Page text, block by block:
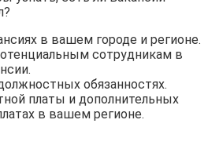
в вашем городе и регионе.
сотрудникам в
обязанностях.
платы и дополнительных
в вашем регионе.